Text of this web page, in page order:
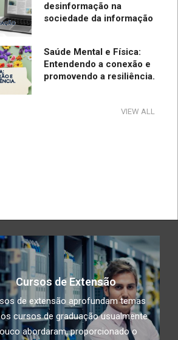
desinformação na
sociedade da informação
Saúde Mental e Física:
Entendendo a conexão e
promovendo a resiliência.
Tecnologia e Direito na
tecnologia na cultura e na
sociedade no período de
pandemia e pós-pandemia
Docente da Faculdade
IBPTECH é convidado
especial em Evento sobre
Tecnologia em SC
VIEW ALL
Cursos de Extensão
de extensão aprofundam temas
cursos de graduação usualmente
abordaram, proporcionado o